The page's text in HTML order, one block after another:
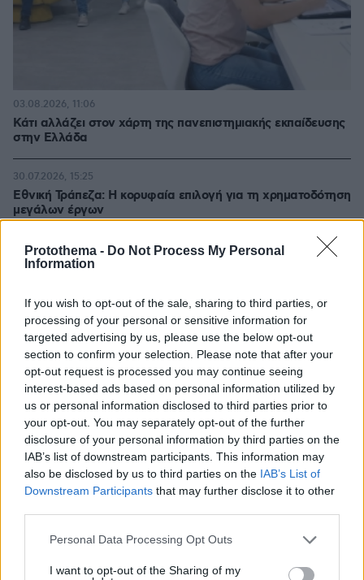
Protothema - Do Not Process My Personal
Information
If you wish to opt-out of the sale, sharing to third parties, or
processing of your personal or sensitive information for
targeted advertising by us, please use the below opt-out
section to confirm your selection. Please note that after your
opt-out request is processed you may continue seeing
interest-based ads based on personal information utilized by
us or personal information disclosed to third parties prior to
your opt-out. You may separately opt-out of the further
disclosure of your personal information by third parties on the
IAB’s list of downstream participants. This information may
also be disclosed by us to third parties on the IAB’s List of
Downstream Participants that may further disclose it to other
Please note that this website/app uses one or more Google
not limited to your visit or usage behaviour. You may click to
Personal Data Processing Opt Outs
I want to opt-out of the Sharing of my
Κάτι αλλάζει στον χάρτη της πανεπιστημιακής εκπαίδευσης
στην Ελλάδα
03.08.2026, 11:06
Εθνική Τράπεζα: Η κορυφαία επιλογή για τη χρηματοδότηση
μεγάλων έργων
30.07.2026, 15:25
Διασκεδάζουμε υπεύθυνα, επιστρέφουμε με ασφάλεια
29.07.2026, 09:39
ΡΟΗ ΕΙΔΗΣΕΩΝ
Ειδήσεις Δημοφιλή Σχολιασμένα
Ο ένας άνθρωπος που η βασίλισσα Ελισάβετ δεν θα
άφηνε ποτέ να περιμένει στο τηλέφωνο
πριν 5 λεπτά
Συμπληρώθηκαν 22 χρόνια από τον θάνατο του Δημήτρη
Παπαμιχαήλ: Η ανάρτηση της Φίνος Φιλμ για το
«γοητευτικό λεβεντόπαιδο του ελληνικού σινεμά»
πριν 9 λεπτά
Πυργί: Mία μεγάλη βόλτα στο χωριό της Χίου με τους